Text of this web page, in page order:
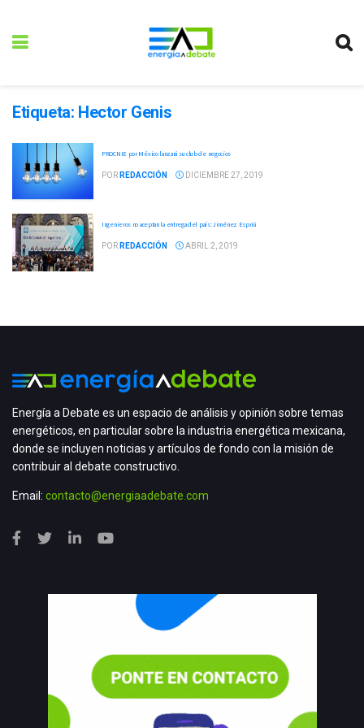
Etiqueta: Hector Genis
PROCNIE por México lanzará su club de negocios
POR REDACCIÓN DICIEMBRE 27, 2019
Ingenieros no aceptan la entrega del país: Jiménez Espriú
POR REDACCIÓN ABRIL 2, 2019
Energía a Debate es un espacio de análisis y opinión sobre temas
energéticos, en particular sobre la industria energética mexicana,
donde se incluyen noticias y artículos de fondo con la misión de
contribuir al debate constructivo.
Email: contacto@energiaadebate.com